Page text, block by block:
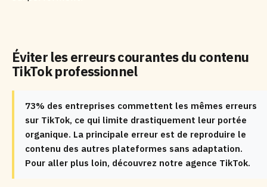
Éviter les erreurs courantes du contenu
TikTok professionnel
73% des entreprises commettent les mêmes erreurs
sur TikTok, ce qui limite drastiquement leur portée
organique. La principale erreur est de reproduire le
contenu des autres plateformes sans adaptation.
Pour aller plus loin, découvrez notre agence TikTok.